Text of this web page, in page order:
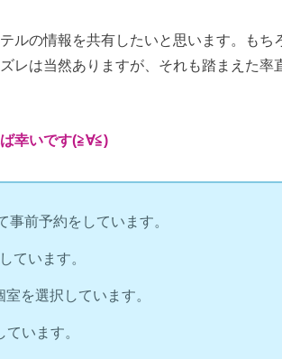
ルの情報を共有したいと思います。もち
レは当然ありますが、それも踏まえた率
幸いです(≧∀≦)
事前予約をしています。
ています。
を選択しています。
います。